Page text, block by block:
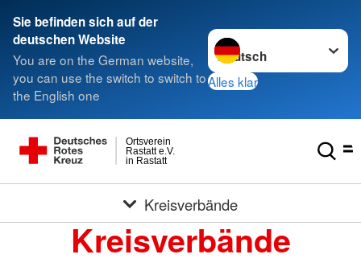
Sie befinden sich auf der
deutschen Website
You are on the German website,
you can use the switch to switch to
the English one
Sprache wechseln zu
Alles klar
in Rastatt
Rastatt e.V.
Ortsverein
Kreisverbände
Kreisverbände